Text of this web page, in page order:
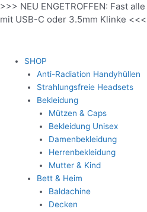
Zum
Inhalt
>>> NEU ENGETROFFEN: Fast
mit USB-C oder 3.5mm Klinke <<<
SHOP
Anti-Radiation Handyhüllen
Strahlungsfreie Headsets
Bekleidung
Mützen & Caps
Bekleidung Unisex
Damenbekleidung
Herrenbekleidung
Mutter & Kind
Bett & Heim
Baldachine
Decken